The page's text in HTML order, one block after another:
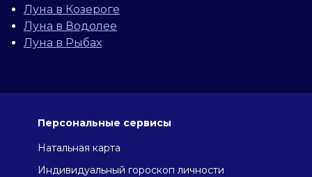
Луна в Козероге
Луна в Водолее
Луна в Рыбах
Персональные сервисы
Натальная карта
Индивидуальный гороскоп личности